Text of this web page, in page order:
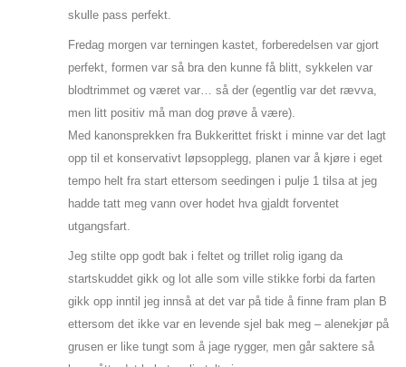
skulle pass perfekt.
Fredag morgen var terningen kastet, forberedelsen var gjort
perfekt, formen var så bra den kunne få blitt, sykkelen var
blodtrimmet og været var… så der (egentlig var det rævva,
men litt positiv må man dog prøve å være).
Med kanonsprekken fra Bukkerittet friskt i minne var det lagt
opp til et konservativt løpsopplegg, planen var å kjøre i eget
tempo helt fra start ettersom seedingen i pulje 1 tilsa at jeg
hadde tatt meg vann over hodet hva gjaldt forventet
utgangsfart.
Jeg stilte opp godt bak i feltet og trillet rolig igang da
startskuddet gikk og lot alle som ville stikke forbi da farten
gikk opp inntil jeg innså at det var på tide å finne fram plan B
ettersom det ikke var en levende sjel bak meg – alenekjør på
grusen er like tungt som å jage rygger, men går saktere så